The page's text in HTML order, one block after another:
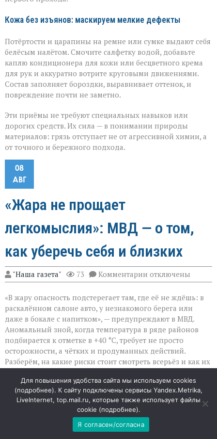
Кожа без изъянов: маскируем мелкие дефекты
Потёртости и царапины на ремне или сумке выдают себя
белёсым налётом. Смочите салфетку водой, добавьте
каплю кондиционера для кожи или бесцветного крема
для рук и аккуратно вотрите круговыми движениями.
Состав заполняет бороздки, выравнивает оттенок, и
повреждение почти не заметно.
Эти приёмы не требуют специальных навыков или
дорогих средств. Их сила — в понимании природы
материалов: грязь отступает не от агрессивной химии, а
от точного и бережного подхода.
08
АВГ
«Жара не прощает
легкомыслия»: МВД — о том,
как уберечь себя и близких
"Наша газета" 73 Комментарии к
записи
не
прощает
легкомыслия»:
МВД — о
том,
как
уберечь
себя
и
отключены
«В жару опасность подстерегает там, где её не ждёшь: в
раскалённом салоне авто, у незнакомого берега или
даже в бокале с напитком», — предупреждают в МВД.
Аномальный зной, когда температура в ряде районов
подбирается к отметке в +40 °C, требует не просто
осторожности, а чётких и продуманных действий.
Разберём, на какие риски стоит смотреть всерьёз и как их
Самая страшная ловушка — закрытый салон
Одна из самых тяжёлых и при этом предотвратимых
трагедий — оставление ребёнка в машине даже на
Для повышения удобства сайта мы используем cookies
(подробнее). К сайту подключены сервисы Yandex.Metrika,
LiveInternet, top.mail.ru, которые также использует файлы
cookie (подробнее).
Я согласен/согласна